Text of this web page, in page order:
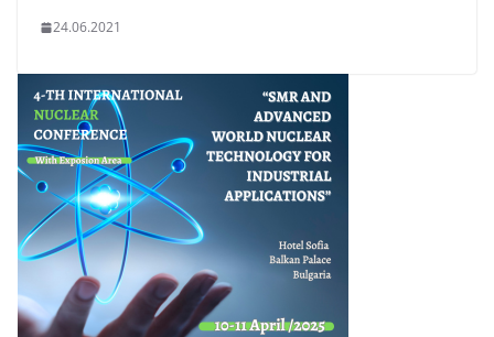
24.06.2021